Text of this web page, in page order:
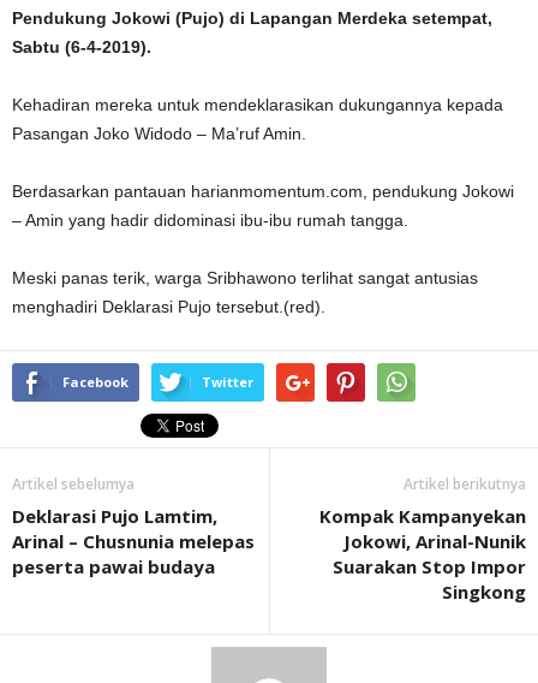
Pendukung Jokowi (Pujo) di Lapangan Merdeka setempat,
Sabtu (6-4-2019).
Kehadiran mereka untuk mendeklarasikan dukungannya kepada
Pasangan Joko Widodo – Ma’ruf Amin.
Berdasarkan pantauan harianmomentum.com, pendukung Jokowi
– Amin yang hadir didominasi ibu-ibu rumah tangga.
Meski panas terik, warga Sribhawono terlihat sangat antusias
menghadiri Deklarasi Pujo tersebut.(red).
Facebook Twitter
Artikel sebelumya
Deklarasi Pujo Lamtim,
Arinal – Chusnunia melepas
peserta pawai budaya
Artikel berikutnya
Kompak Kampanyekan
Jokowi, Arinal-Nunik
Suarakan Stop Impor
Singkong